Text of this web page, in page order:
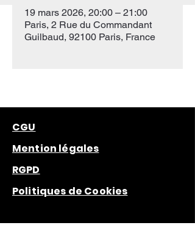
19 mars 2026, 20:00 – 21:00
Paris, 2 Rue du Commandant
Guilbaud, 92100 Paris, France
CGU
Mention légales
RGPD
Politiques de Cookies